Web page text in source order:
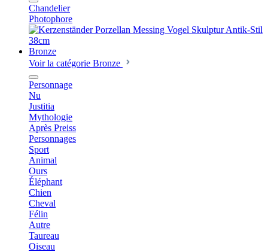
Chandelier
Photophore
Bronze
Voir la catégorie Bronze
Personnage
Nu
Justitia
Mythologie
Après Preiss
Personnages
Sport
Animal
Ours
Éléphant
Chien
Cheval
Félin
Autre
Taureau
Oiseau